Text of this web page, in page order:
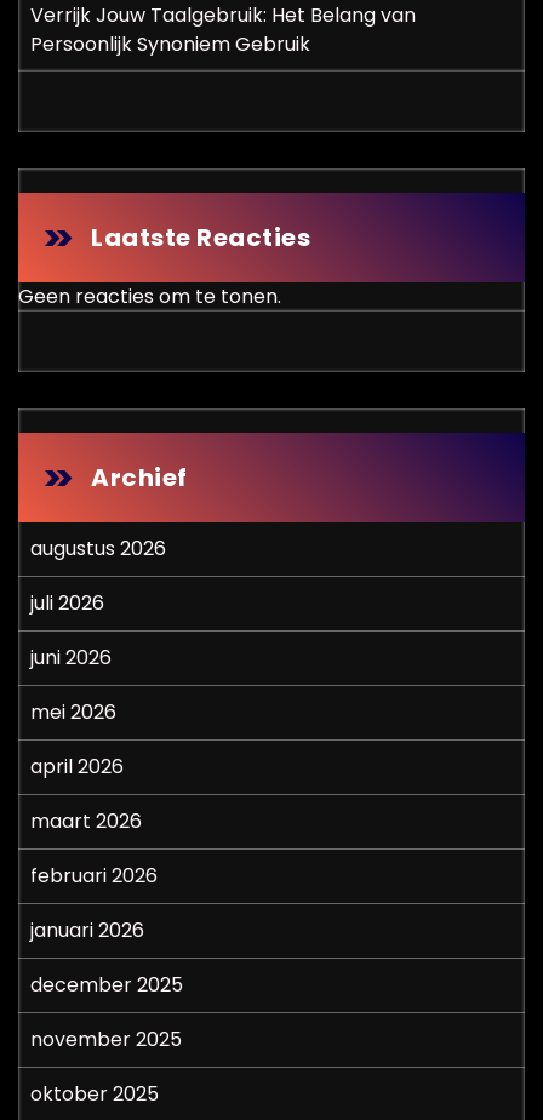
Verrijk Jouw Taalgebruik: Het Belang van
Persoonlijk Synoniem Gebruik
Laatste Reacties
Geen reacties om te tonen.
Archief
augustus 2026
juli 2026
juni 2026
mei 2026
april 2026
maart 2026
februari 2026
januari 2026
december 2025
november 2025
oktober 2025